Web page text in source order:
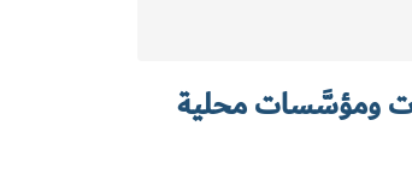
جهات ومؤسَّسات محلية